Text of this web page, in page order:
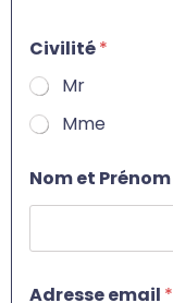
Civilité*
Mr
Mme
é
l
p
o
Nom et Prénom
Adresse email *